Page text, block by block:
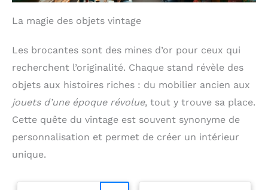
La magie des objets vintage
Les brocantes sont des mines d’or pour ceux qui
recherchent l’originalité. Chaque stand révèle des
objets aux histoires riches : du mobilier ancien aux
jouets d’une époque révolue, tout y trouve sa place.
Cette quête du vintage est souvent synonyme de
personnalisation et permet de créer un intérieur
unique.